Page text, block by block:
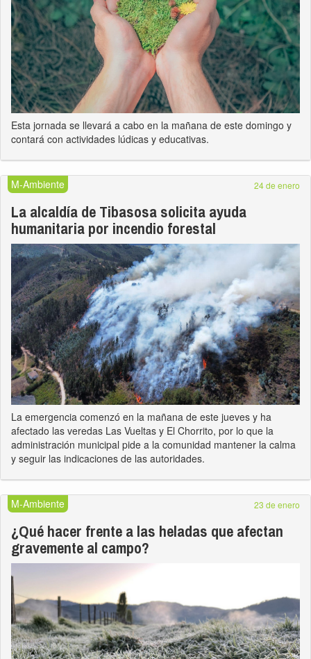
Esta jornada se llevará a cabo en la mañana de este domingo y
contará con actividades lúdicas y educativas.
M-Ambiente 24 de enero
La alcaldía de Tibasosa solicita ayuda
humanitaria por incendio forestal
La emergencia comenzó en la mañana de este jueves y ha
afectado las veredas Las Vueltas y El Chorrito, por lo que la
administración municipal pide a la comunidad mantener la calma
y seguir las indicaciones de las autoridades.
M-Ambiente 23 de enero
¿Qué hacer frente a las heladas que afectan
gravemente al campo?